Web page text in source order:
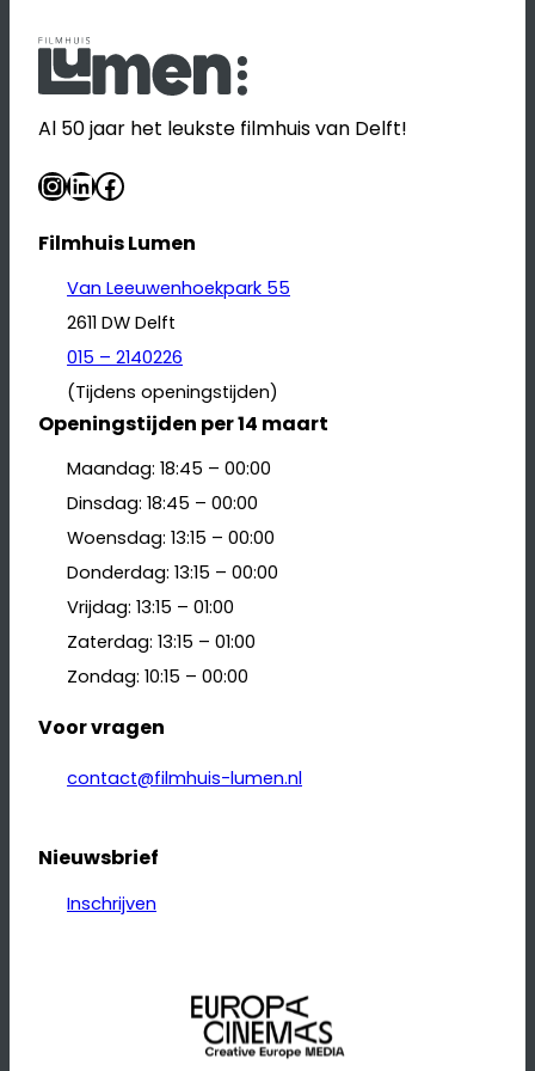
Al 50 jaar het leukste filmhuis van Delft!
InstagramLinkedIn Facebook
Filmhuis Lumen
Van Leeuwenhoekpark 55
2611 DW Delft
015 – 2140226
(Tijdens openingstijden)
Openingstijden per 14 maart
Maandag: 18:45 – 00:00
Dinsdag: 18:45 – 00:00
Woensdag: 13:15 – 00:00
Donderdag: 13:15 – 00:00
Vrijdag: 13:15 – 01:00
Zaterdag: 13:15 – 01:00
Zondag: 10:15 – 00:00
Voor vragen
contact@filmhuis-lumen.nl
Nieuwsbrief
Inschrijven